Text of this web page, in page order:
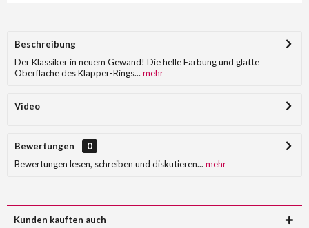
Beschreibung
Der Klassiker in neuem Gewand! Die helle Färbung und glatte
Oberfläche des Klapper-Rings... mehr
Video
Bewertungen
0
Bewertungen lesen, schreiben und diskutieren... mehr
Kunden kauften auch